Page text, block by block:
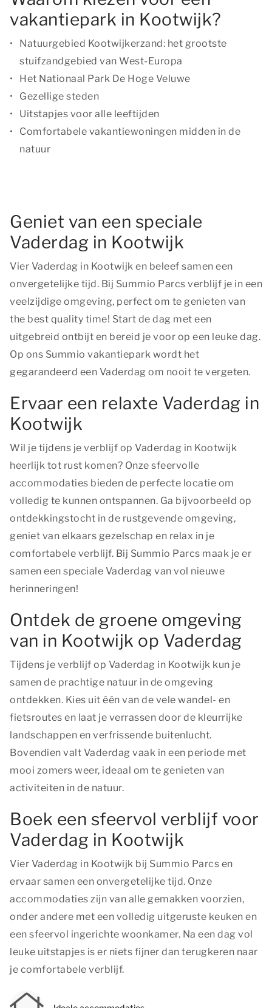
vakantiepark in Kootwijk?
Natuurgebied Kootwijkerzand: het grootste
stuifzandgebied van West-Europa
Het Nationaal Park De Hoge Veluwe
Gezellige steden
Uitstapjes voor alle leeftijden
Comfortabele vakantiewoningen midden in de
natuur
Geniet van een speciale
Vaderdag in Kootwijk
Vier Vaderdag in Kootwijk en beleef samen een
onvergetelijke tijd. Bij Summio Parcs verblijf je in een
veelzijdige omgeving, perfect om te genieten van
the best quality time! Start de dag met een
uitgebreid ontbijt en bereid je voor op een leuke dag.
Op ons Summio vakantiepark wordt het
gegarandeerd een Vaderdag om nooit te vergeten.
Ervaar een relaxte Vaderdag in
Kootwijk
Wil je tijdens je verblijf op Vaderdag in Kootwijk
heerlijk tot rust komen? Onze sfeervolle
accommodaties bieden de perfecte locatie om
volledig te kunnen ontspannen. Ga bijvoorbeeld op
ontdekkingstocht in de rustgevende omgeving,
geniet van elkaars gezelschap en relax in je
comfortabele verblijf. Bij Summio Parcs maak je er
samen een speciale Vaderdag van vol nieuwe
herinneringen!
Ontdek de groene omgeving
van in Kootwijk op Vaderdag
Tijdens je verblijf op Vaderdag in Kootwijk kun je
samen de prachtige natuur in de omgeving
ontdekken. Kies uit één van de vele wandel- en
fietsroutes en laat je verrassen door de kleurrijke
landschappen en verfrissende buitenlucht.
Bovendien valt Vaderdag vaak in een periode met
mooi zomers weer, ideaal om te genieten van
activiteiten in de natuur.
Boek een sfeervol verblijf voor
Vaderdag in Kootwijk
Vier Vaderdag in Kootwijk bij Summio Parcs en
ervaar samen een onvergetelijke tijd. Onze
accommodaties zijn van alle gemakken voorzien,
onder andere met een volledig uitgeruste keuken en
een sfeervol ingerichte woonkamer. Na een dag vol
leuke uitstapjes is er niets fijner dan terugkeren naar
je comfortabele verblijf.